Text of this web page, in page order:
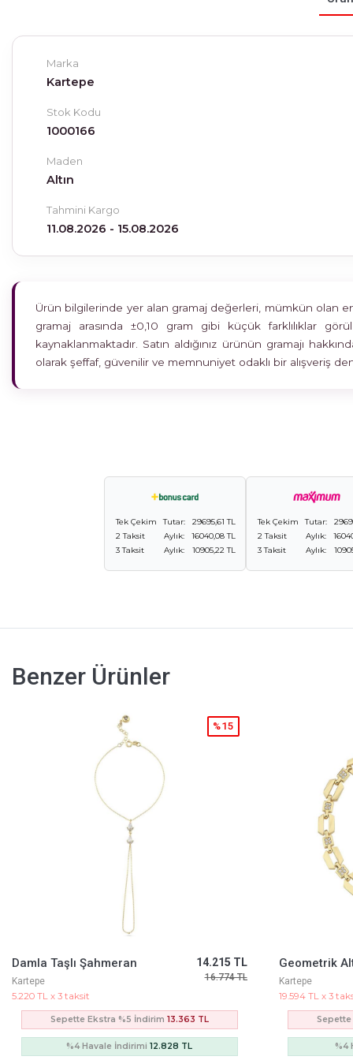
Marka
Kartepe
Stok Kodu
1000166
Maden
Altın
Tahmini Kargo
11.08.2026 - 15.08.2026
Ürün bilgilerinde yer alan gramaj değerleri, mümkün olan
gramaj arasında ±0,10 gram gibi küçük farklılıklar
kaynaklanmaktadır. Satın aldığınız ürünün gramajı
olarak şeffaf, güvenilir ve memnuniyet odaklı bir alışveriş
Tek Çekim Tutar:
29695,61 TL
2 Taksit
Aylık:
16040,08 TL
3 Taksit
Aylık: 10905,22 TL
Tek Çekim Tutar:
2 Taksit
Aylık:
3 Taksit
Aylık:
Benzer Ürünler
Kartepe
19.594 TL x 3 taksit
53.357 TL
62.961 TL
%15
Sepette Ekstra %5 İndirim 50.158 TL
%4 Havale İndirimi 48.151 TL
Kartepe
12.753 TL x 3
%4